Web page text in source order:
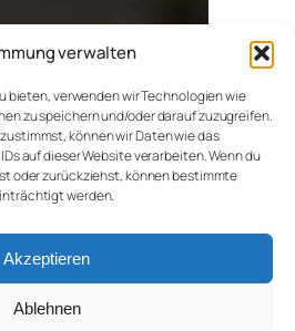
verwalten
bieten, verwenden wir Technologien wie
zu speichern und/oder darauf zuzugreifen.
können wir Daten wie das
auf dieser Website verarbeiten. Wenn du
oder zurückziehst, können bestimmte
werden.
Akzeptieren
Ablehnen